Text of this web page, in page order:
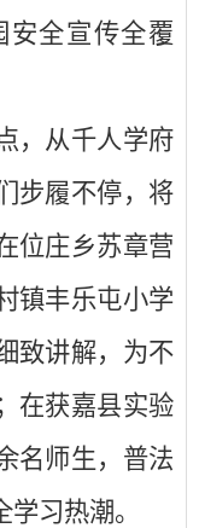
安全宣传全覆
，从千人学府
步履不停，将
位庄乡苏章营
镇丰乐屯小学
致讲解，为不
在获嘉县实验
名师生，普法
习热潮。